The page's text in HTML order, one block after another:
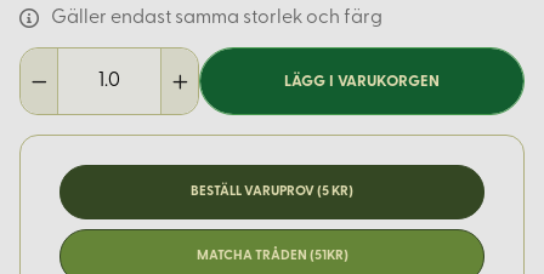
Gäller endast samma storlek och färg
LÄGG I VARUKORGEN
BESTÄLL VARUPROV (5 KR)
MATCHA TRÅDEN (51KR)